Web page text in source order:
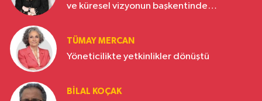
ve küresel vizyonun başkentinde
TÜMAY MERCAN
Yöneticilikte yetkinlikler dönüştü
BILAL KOÇAK